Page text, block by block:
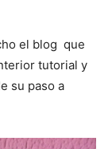
el blog que
tutorial y
su paso a